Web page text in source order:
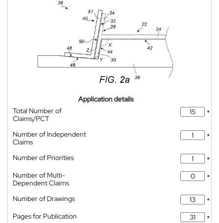
Application details
Total Number of
Claims/PCT
*
Number of Independent
Claims
*
Number of Priorities
*
Number of Multi-
Dependent Claims
*
Number of Drawings
*
Pages for Publication
*